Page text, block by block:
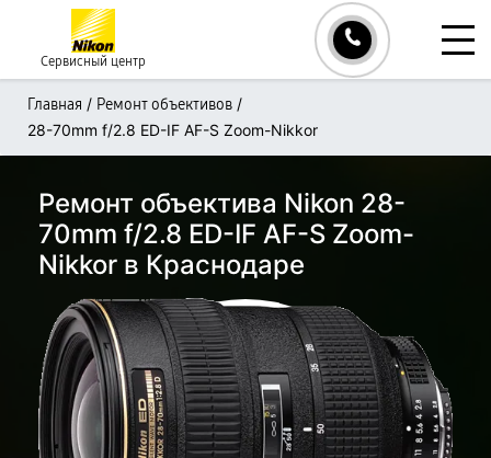
Сервисный центр
Главная / Ремонт объективов /
28-70mm f/2.8 ED-IF AF-S Zoom-Nikkor
Ремонт объектива Nikon 28-
70mm f/2.8 ED-IF AF-S Zoom-
Nikkor в Краснодаре